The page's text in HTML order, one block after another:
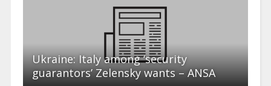
Ukraine: Italy among ‘security
guarantors’ Zelensky wants – ANSA